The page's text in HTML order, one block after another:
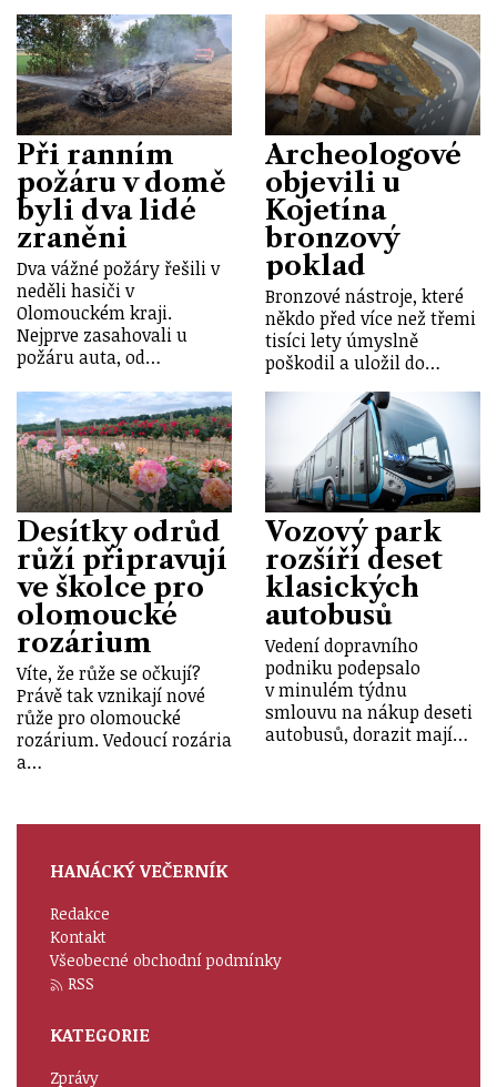
Při ranním
požáru v domě
byli dva lidé
zraněni
Dva vážné požáry řešili v
neděli hasiči v
Olomouckém kraji.
Nejprve zasahovali u
požáru auta, od…
Archeologové
objevili u
Kojetína
bronzový
poklad
Bronzové nástroje, které
někdo před více než třemi
tisíci lety úmyslně
poškodil a uložil do…
Desítky odrůd
růží připravují
ve školce pro
olomoucké
rozárium
Víte, že růže se očkují?
Právě tak vznikají nové
růže pro olomoucké
rozárium. Vedoucí rozária
a…
Vozový park
rozšíří deset
klasických
autobusů
Vedení dopravního
podniku podepsalo
v minulém týdnu
smlouvu na nákup deseti
autobusů, dorazit mají…
HANÁCKÝ VEČERNÍK
Redakce
Kontakt
Všeobecné obchodní podmínky
RSS
KATEGORIE
Zprávy